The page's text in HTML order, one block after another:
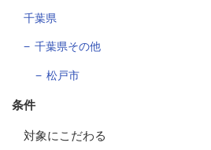
千葉県
千葉県その他
松戸市
条件
対象にこだわる